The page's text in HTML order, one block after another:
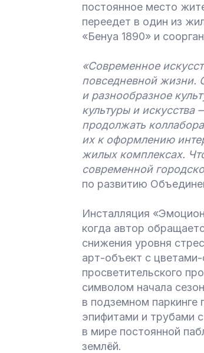
постоянное место
переедет в один из
«Бенуа 1890» и
«Современное
повседневной жизни.
и разнообразное
культуры и
продолжать
их к оформлению
жилых комплексах.
современной
по развитию
Инсталляция
когда автор
снижения уровня
арт-объект с цветами-
просветительского
символом начала
в подземном
эпифитами и трубами
в мире постоянной
землёй.